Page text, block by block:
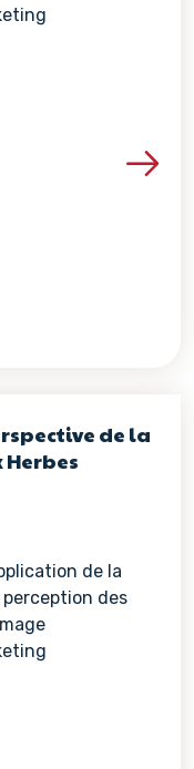
Voir les détails de la
de la
de la
perception des